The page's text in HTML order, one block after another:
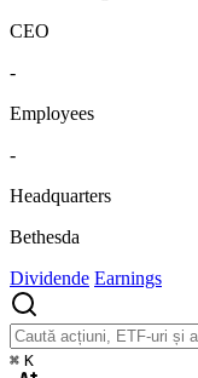
CEO
-
Employees
-
Headquarters
Bethesda
Dividende Earnings
⌘ K